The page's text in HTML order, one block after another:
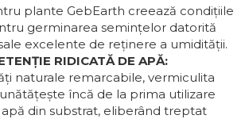
plante GebEarth creează condițiile
germinarea semințelor datorită
excelente de reținere a umidității.
RIDICATĂ DE APĂ:
naturale remarcabile, vermiculita
încă de la prima utilizare
din substrat, eliberând treptat